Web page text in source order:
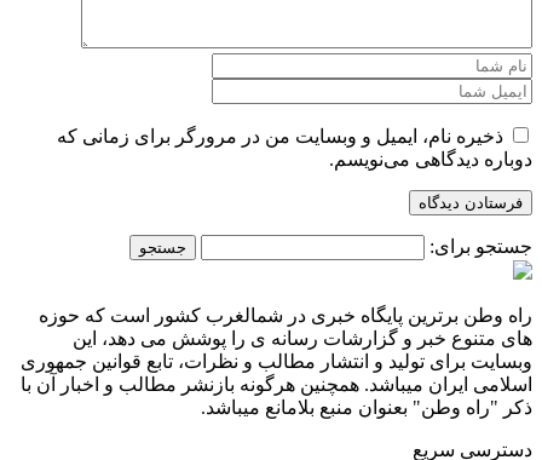
ذخیره نام، ایمیل و وبسایت من در مرورگر برای زمانی که
دوباره دیدگاهی می‌نویسم.
جستجو برای:
راه وطن برترین پایگاه خبری در شمالغرب کشور است که حوزه
های متنوع خبر و گزارشات رسانه ی را پوشش می دهد، این
وبسایت برای تولید و انتشار مطالب و نظرات، تابع قوانین جمهوری
اسلامی ایران میباشد. همچنین هرگونه بازنشر مطالب و اخبار آن با
ذکر "راه وطن" بعنوان منبع بلامانع میباشد.
دسترسی سریع